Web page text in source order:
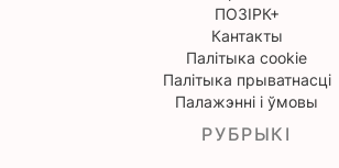
ПОЗІРК+
Кантакты
Палітыка cookie
Палітыка прыватнасці
Палажэнні і ўмовы
РУБРЫКІ